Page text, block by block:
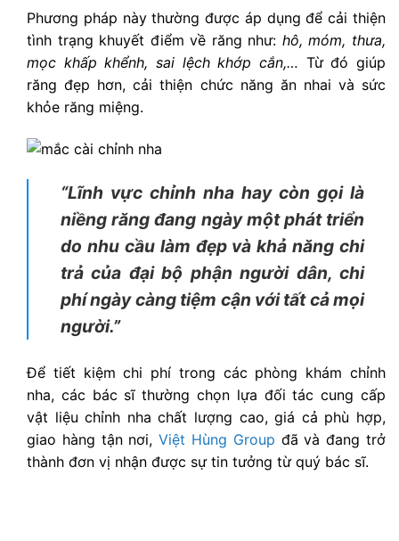
Phương pháp này thường được áp dụng để cải thiện
tình trạng khuyết điểm về răng như: hô, móm, thưa,
mọc khấp khểnh, sai lệch khớp cắn,… Từ đó giúp
răng đẹp hơn, cải thiện chức năng ăn nhai và sức
khỏe răng miệng.
“Lĩnh vực chỉnh nha hay còn gọi là
niềng răng đang ngày một phát triển
do nhu cầu làm đẹp và khả năng chi
trả của đại bộ phận người dân, chi
phí ngày càng tiệm cận với tất cả mọi
người.”
Để tiết kiệm chi phí trong các phòng khám chỉnh
nha, các bác sĩ thường chọn lựa đối tác cung cấp
vật liệu chỉnh nha chất lượng cao, giá cả phù hợp,
giao hàng tận nơi,Việt Hùng Group đã và đang trở
thành đơn vị nhận được sự tin tưởng từ quý bác sĩ.